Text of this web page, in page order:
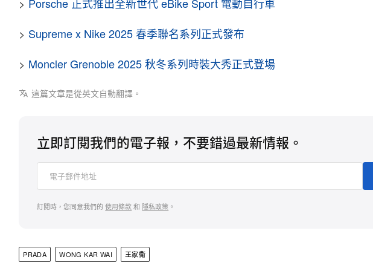
> Supreme x Nike 2025 春季聯名系列正式發布
> Moncler Grenoble 2025 秋冬系列時裝大秀正式登場
這篇文章是從英文自動翻譯。
立即訂閱我們的電子報，不要錯過最新情報。
訂閱時，您同意我們的使用條款和 隱私政策 。
PRADA WONG KAR WAI 王家衛